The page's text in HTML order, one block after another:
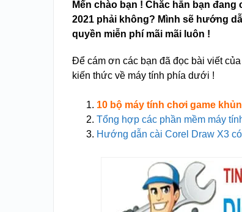
Mến chào bạn ! Chắc hẳn bạn
2021 phải không? Mình sẽ hướng
quyền miễn phí mãi mãi luôn !
Để cám ơn các bạn đã đọc bài viết
kiến thức về máy tính phía dưới !
10 bộ máy tính chơi game
Tổng hợp các phần mềm máy
Hướng dẫn cài Corel Draw X3